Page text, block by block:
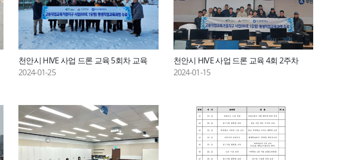
천안시 HIVE 사업 드론 교육 5회차 교육
2024-01-25
천안시 HIVE 사업 드론 교육 4회 2주차
2024-01-15